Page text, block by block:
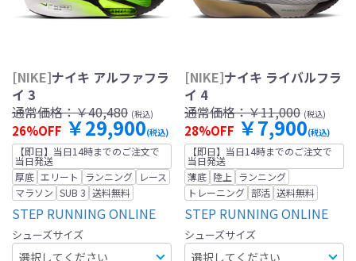
[NIKE]ナイキ アルファフラ
イ 3
通常価格：￥40,480 (税込)
26%OFF ￥29,900(税込)
【即日】当日14時までのご注文で
当日発送
厚底 エリート ランニング
レース
マラソン SUB 3 送料無料
STEP RUNNING ONLINE
シューズサイズ
[NIKE]ナイキ ライバルフラ
イ 4
通常価格：￥11,000 (税込)
28%OFF ￥7,900(税込)
【即日】当日14時までのご注文で
当日発送
薄底 陸上
ランニング
トレーニング 部活 送料無料
STEP RUNNING ONLINE
シューズサイズ